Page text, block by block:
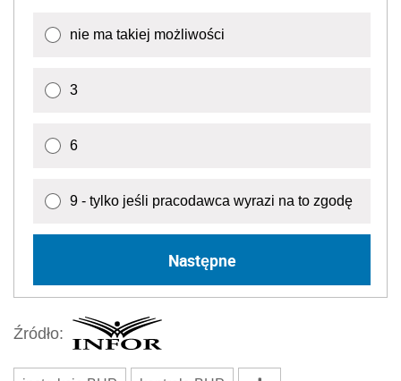
nie ma takiej możliwości
3
6
9 - tylko jeśli pracodawca wyrazi na to zgodę
Następne
Źródło: